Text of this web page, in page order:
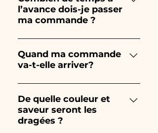
l’avance dois-je passer
ma commande ?
Ceramiche Ania crée et peint
entièrement à la main, donc
leur création prend beaucoup
quantité, nous vous
recommandons donc toujours
de passer votre commande 1/2
Quand ma commande
va-t-elle arriver?
La réception de la commande
est garantie 10/15 jours avant
l'événement.
De quelle couleur et
saveur seront les
dragées ?